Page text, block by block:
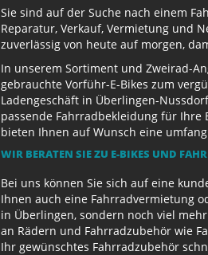
Sie sind auf der Suche nach einem
Reparatur, Verkauf, Vermietung und
zuverlässig von heute auf morgen,
In unserem Sortiment und Zweirad-
gebrauchte Vorführ-E-Bikes zum
Ladengeschäft in Überlingen-
passende Fahrradbekleidung für
bieten Ihnen auf Wunsch eine
WIR BERATEN SIE ZU E-BIKES UND
Bei uns können Sie sich auf eine
Ihnen auch eine Fahrradvermietung
in Überlingen, sondern noch viel
an Rädern und Fahrradzubehör wie
Ihr gewünschtes Fahrradzubehör